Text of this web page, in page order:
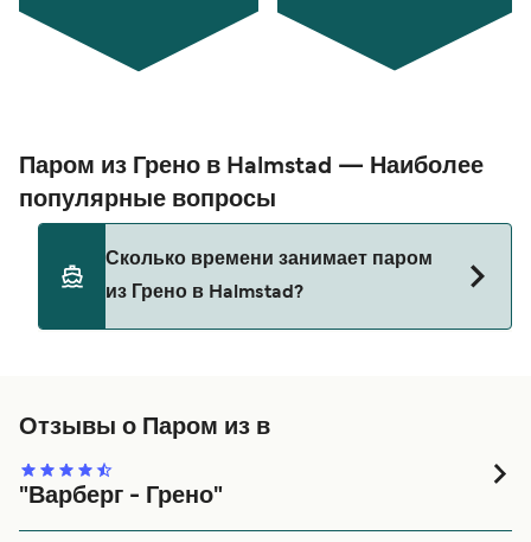
Паром из Грено в Halmstad — Наиболее
популярные вопросы
Сколько времени занимает паром
из Грено в Halmstad?
нашим Поиском Сделок для альтернативных
Отзывы о Паром из в
"Варберг - Грено"